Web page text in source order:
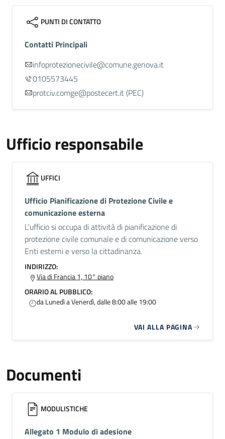
PUNTI DI CONTATTO
Contatti Principali
infoprotezionecivile@comune.genova.it
0105573445
protciv.comge@postecert.it (PEC)
Ufficio responsabile
UFFICI
Ufficio Pianificazione di Protezione Civile e
comunicazione esterna
L'ufficio si occupa di attività di pianificazione di
protezione civile comunale e di comunicazione verso
Enti esterni e verso la cittadinanza.
INDIRIZZO:
Via di Francia 1, 10° piano
ORARIO AL PUBBLICO:
da Lunedì a Venerdì, dalle 8:00 alle 19:00
VAI ALLA PAGINA
Documenti
MODULISTICHE
Allegato 1 Modulo di adesione